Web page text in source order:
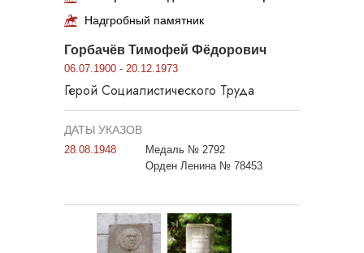
Надгробный памятник
Горбачёв Тимофей Фёдорович
06.07.1900 - 20.12.1973
Герой Социалистического Труда
ДАТЫ УКАЗОВ
28.08.1948
Медаль № 2792
Орден Ленина № 78453